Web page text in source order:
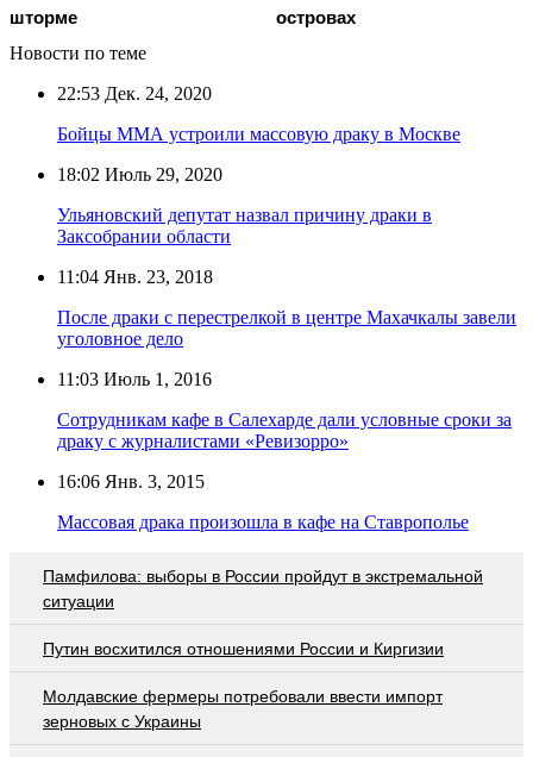
шторме
островах
Новости по теме
22:53 Дек. 24, 2020
Бойцы ММА устроили массовую драку в Москве
18:02 Июль 29, 2020
Ульяновский депутат назвал причину драки в
Заксобрании области
11:04 Янв. 23, 2018
После драки с перестрелкой в центре Махачкалы завели
уголовное дело
11:03 Июль 1, 2016
Сотрудникам кафе в Салехарде дали условные сроки за
драку с журналистами «Ревизорро»
16:06 Янв. 3, 2015
Массовая драка произошла в кафе на Ставрополье
Памфилова: выборы в России пройдут в экстремальной
ситуации
Путин восхитился отношениями России и Киргизии
Молдавские фермеры потребовали ввести импорт
зерновых с Украины